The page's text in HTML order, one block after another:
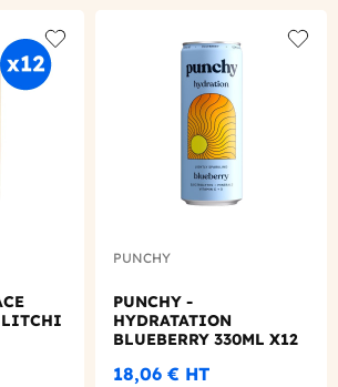
Add to wishlist
LITCHI
PUNCHY
PUNCHY -
HYDRATATION
BLUEBERRY 330ML X12
18,06 € HT